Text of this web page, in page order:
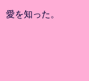
愛を知った。